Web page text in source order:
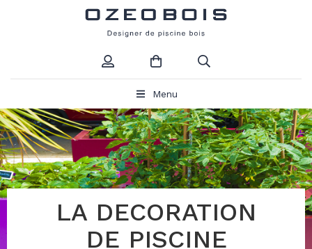
Menu
LA DECORATION
DE PISCINE